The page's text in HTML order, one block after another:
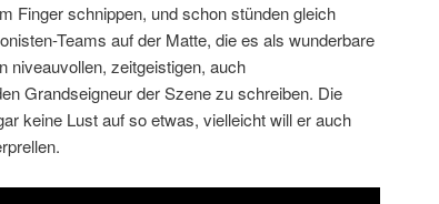
Finger schnippen, und schon stünden gleich
Teams auf der Matte, die es als wunderbare
niveauvollen, zeitgeistigen, auch
Grandseigneur der Szene zu schreiben. Die
keine Lust auf so etwas, vielleicht will er auch